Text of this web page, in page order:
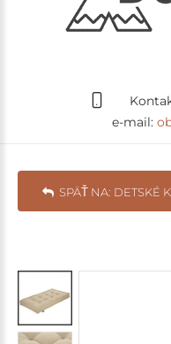
e-mail:
SPÄŤ NA: DETSKÉ